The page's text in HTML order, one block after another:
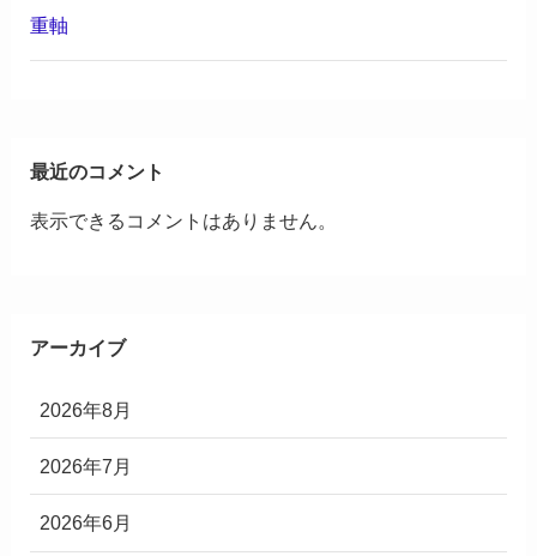
重軸
最近のコメント
表示できるコメントはありません。
アーカイブ
2026年8月
2026年7月
2026年6月